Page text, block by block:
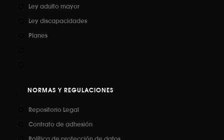
Ley adulto mayor
Ley discapacidades
Planes
NORMAS Y REGULACIONES
Repositorio Legal
Contrato de adhesión